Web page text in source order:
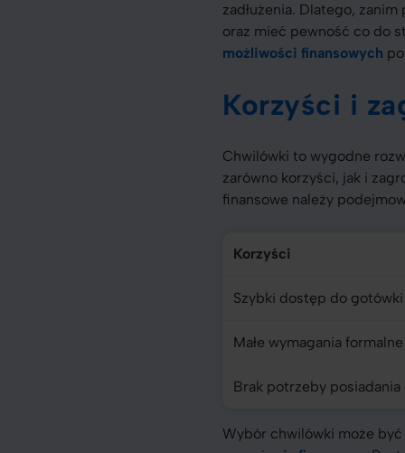
zadłużenia. Dlatego,
oraz mieć pewność co do
możliwości finansowych
Korzyści i
Chwilówki to wygodne
zarówno korzyści, jak i
finansowe należy
Korzyści
Szybki dostęp do gotówki
Małe wymagania formalne
Brak potrzeby
Wybór chwilówki może